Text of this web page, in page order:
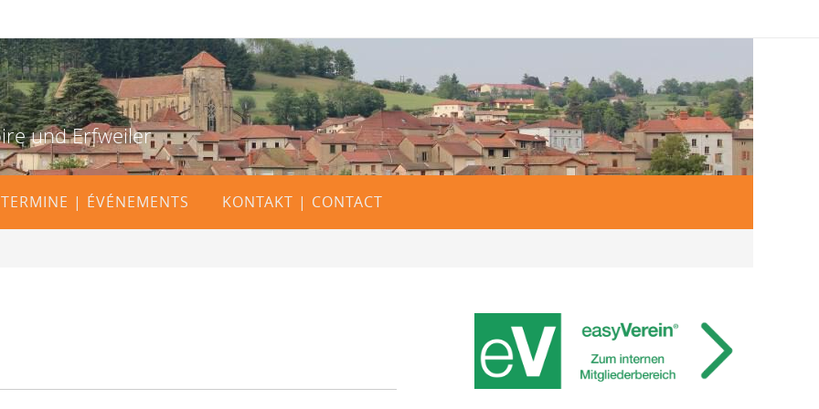
und Erfweiler
TERMINE | ÉVÉNEMENTS KONTAKT | CONTACT